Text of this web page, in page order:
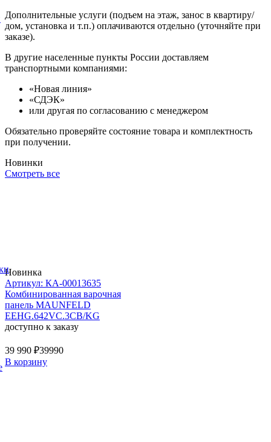
Дополнительные услуги (подъем на этаж, занос в квартиру/
дом, установка и т.п.) оплачиваются отдельно (уточняйте при
заказе).
В другие населенные пункты России доставляем
транспортными компаниями:
«Новая линия»
«СДЭК»
или другая по согласованию с менеджером
Обязательно проверяйте состояние товара и комплектность
при получении.
Новинки
Смотреть все
Новинка
Артикул: КА-00013635
Комбинированная варочная
панель MAUNFELD
EEHG.642VC.3CB/KG
доступно к заказу
39 990 ₽39990
В корзину